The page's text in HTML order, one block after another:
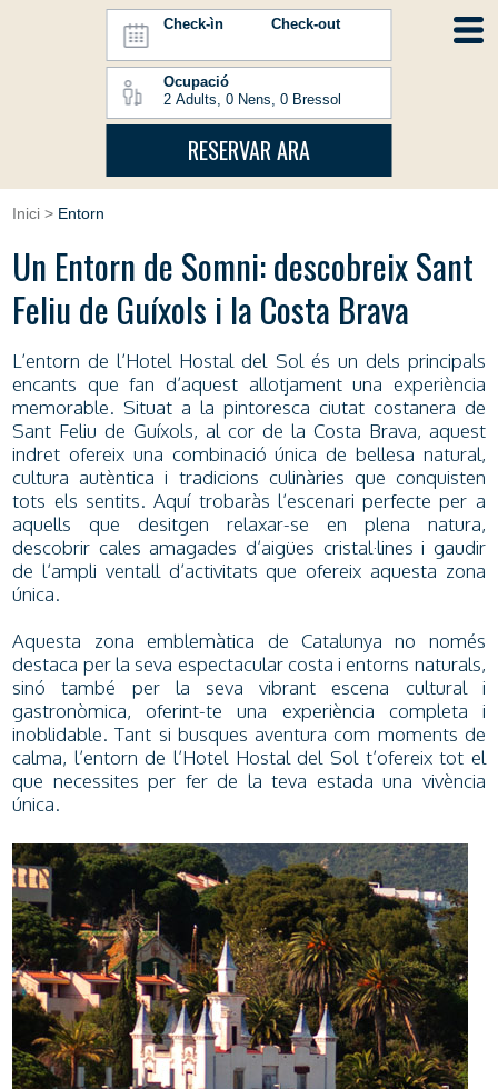
Check-ìn Check-out
Ocupació
RESERVAR ARA
Inici > Entorn
Un Entorn de Somni: descobreix Sant
Feliu de Guíxols i la Costa Brava
L’entorn de l’Hotel Hostal del Sol és un dels principals
encants que fan d’aquest allotjament una experiència
memorable. Situat a la pintoresca ciutat costanera de
Sant Feliu de Guíxols, al cor de la Costa Brava, aquest
indret ofereix una combinació única de bellesa natural,
cultura autèntica i tradicions culinàries que conquisten
tots els sentits. Aquí trobaràs l’escenari perfecte per a
aquells que desitgen relaxar-se en plena natura,
descobrir cales amagades d’aigües cristal·lines i gaudir
de l’ampli ventall d’activitats que ofereix aquesta zona
única.
Aquesta zona emblemàtica de Catalunya no només
destaca per la seva espectacular costa i entorns naturals,
sinó també per la seva vibrant escena cultural i
gastronòmica, oferint-te una experiència completa i
inoblidable. Tant si busques aventura com moments de
calma, l’entorn de l’Hotel Hostal del Sol t’ofereix tot el
que necessites per fer de la teva estada una vivència
única.